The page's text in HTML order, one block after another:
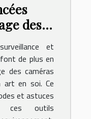
des
et
de plus en
des caméras
art en soi. Ce
et astuces
ces outils